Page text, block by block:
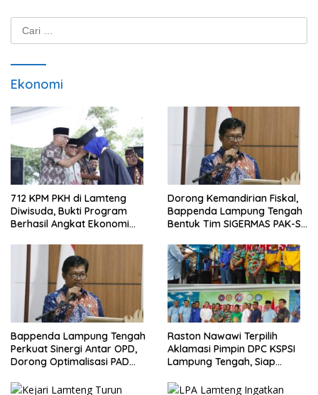
Cari
untuk:
Ekonomi
712 KPM PKH di Lamteng
Diwisuda, Bukti Program
Berhasil Angkat Ekonomi
Dorong Kemandirian Fiskal,
Bappenda Lampung Tengah
Bentuk Tim SIGERMAS PAK-SI
Bappenda Lampung Tengah
Perkuat Sinergi Antar OPD,
Dorong Optimalisasi PAD
Raston Nawawi Terpilih
Aklamasi Pimpin DPC KSPSI
Lampung Tengah, Siap
Buruh